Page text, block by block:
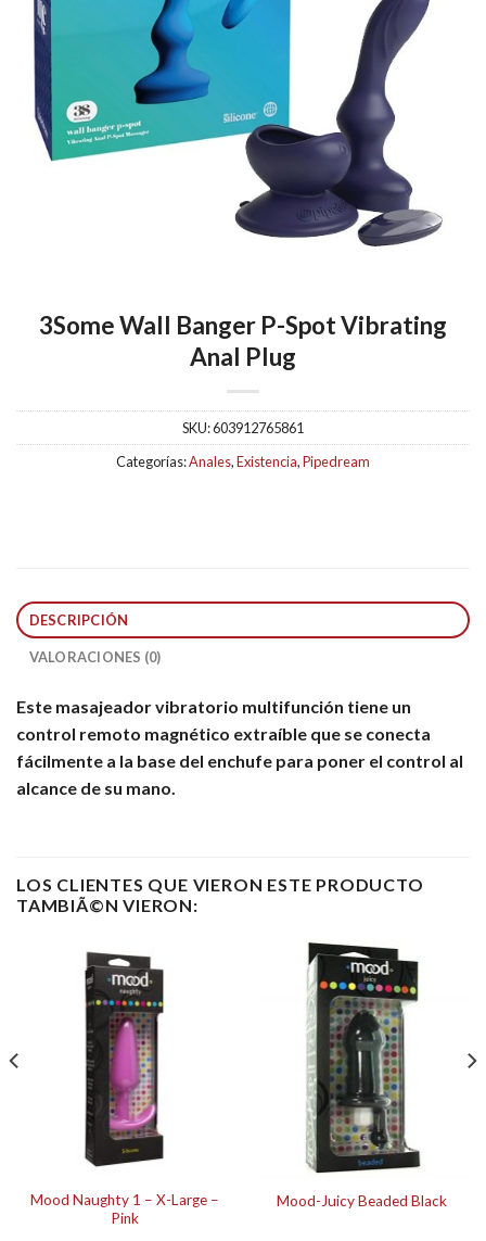
3Some Wall Banger P-Spot Vibrating
Anal Plug
SKU:603912765861
Categorías:Anales,Existencia,Pipedream
DESCRIPCIÓN
VALORACIONES (0)
Este masajeador vibratorio multifunción tiene un
control remoto magnético extraíble que se conecta
fácilmente a la base del enchufe para poner el control al
alcance de su mano.
LOS CLIENTES QUE VIERON ESTE PRODUCTO
TAMBIÃ©N VIERON:
Mood Naughty 1 – X-Large –
Pink
Mood-Juicy Beaded Black